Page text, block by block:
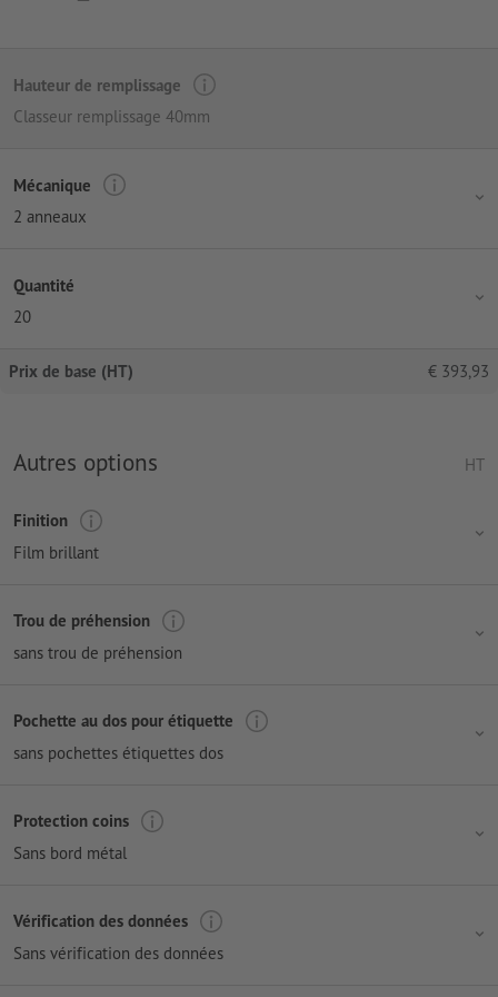
Hauteur de remplissage
Classeur remplissage 40mm
Mécanique
2 anneaux
Quantité
20
Prix de base (HT) € 393,93
Autres options HT
Finition
Film brillant
Trou de préhension
sans trou de préhension
Pochette au dos pour étiquette
sans pochettes étiquettes dos
Protection coins
Sans bord métal
Vérification des données
Sans vérification des données